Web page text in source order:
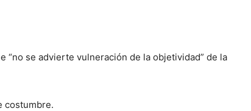
“no se advierte vulneración de la objetividad” de la
costumbre.